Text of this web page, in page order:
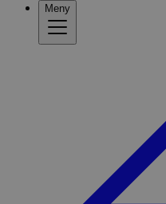
Meny